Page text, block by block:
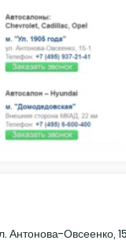
Антонова-Овсеенко,